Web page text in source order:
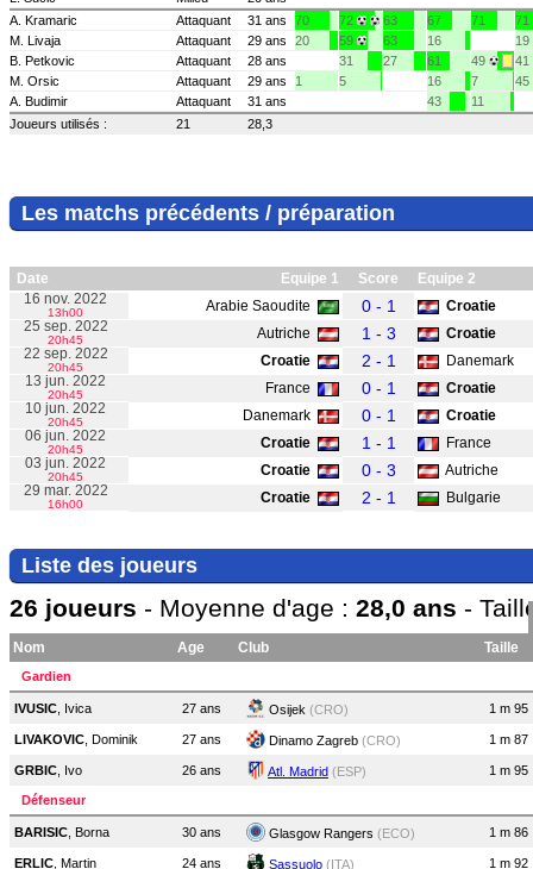
A. Kramaric
Attaquant 31 ans 70 72 63 67 71
71
M. Livaja
Attaquant 29 ans 20 59 63 16
19
B. Petkovic
Attaquant 28 ans 31 27 61 49
41
M. Orsic
Attaquant 29 ans 1 5 16 7
45
A. Budimir
Attaquant 31 ans 43
11
Joueurs utilisés :
21 28,3
Les matchs précédents / préparation
Date Equipe 1 Score
Equipe 2
16 nov. 2022
13h00 Arabie Saoudite 0 - 1
Croatie
25 sep. 2022
20h45 Autriche 1 - 3
Croatie
22 sep. 2022
20h45 Croatie 2 - 1
Danemark
13 jun. 2022
20h45 France 0 - 1
Croatie
10 jun. 2022
20h45 Danemark 0 - 1
Croatie
06 jun. 2022
20h45 Croatie 1 - 1
France
03 jun. 2022
20h45 Croatie 0 - 3
Autriche
29 mar. 2022
16h00 Croatie 2 - 1 Bulgarie
Liste des joueurs
26 joueurs - Moyenne d'age : 28,0 ans -
Nom Age Club Taille
Gardien
IVUSIC , Ivica 27 ans Osijek (CRO) 1 m 95
LIVAKOVIC , Dominik 27 ans Dinamo Zagreb (CRO) 1 m 87
GRBIC , Ivo 26 ans Atl. Madrid (ESP) 1 m 95
Défenseur
BARISIC , Borna 30 ans Glasgow Rangers (ECO) 1 m 86
ERLIC , Martin 24 ans Sassuolo (ITA) 1 m 92